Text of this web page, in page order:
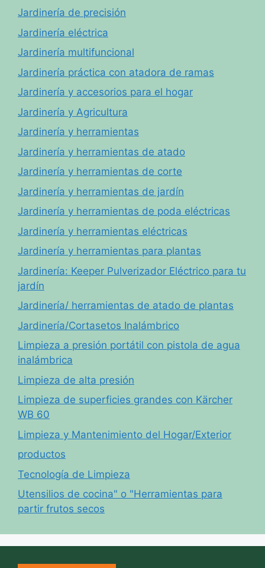
Jardinería de precisión
Jardinería eléctrica
Jardinería multifuncional
Jardinería práctica con atadora de ramas
Jardinería y accesorios para el hogar
Jardinería y Agricultura
Jardinería y herramientas
Jardinería y herramientas de atado
Jardinería y herramientas de corte
Jardinería y herramientas de jardín
Jardinería y herramientas de poda eléctricas
Jardinería y herramientas eléctricas
Jardinería y herramientas para plantas
Jardinería: Keeper Pulverizador Eléctrico para tu
jardín
Jardinería/ herramientas de atado de plantas
Jardinería/Cortasetos Inalámbrico
Limpieza a presión portátil con pistola de agua
inalámbrica
Limpieza de alta presión
Limpieza de superficies grandes con Kärcher
WB 60
Limpieza y Mantenimiento del Hogar/Exterior
productos
Tecnología de Limpieza
Utensilios de cocina" o "Herramientas para
partir frutos secos